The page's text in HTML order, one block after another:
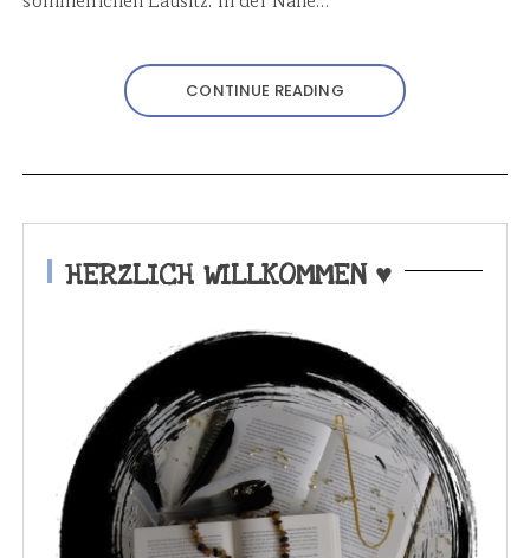
CONTINUE READING
HERZLICH WILLKOMMEN ♥